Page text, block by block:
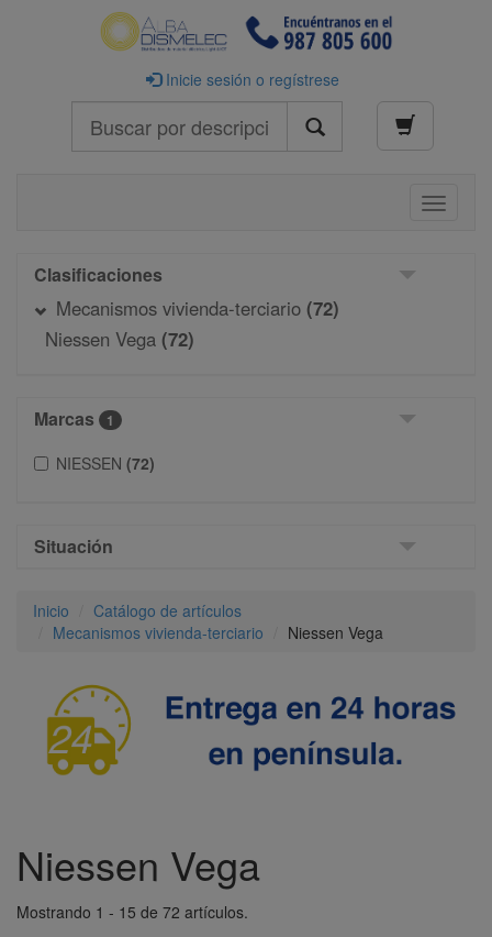
Inicie sesión o regístrese
Toggle
Clasificaciones
Mecanismos vivienda-terciario (72)
Niessen Vega (72)
Marcas 1
NIESSEN (72)
Situación
Inicio
Catálogo de artículos
Mecanismos vivienda-terciario
Niessen Vega
Niessen Vega
Mostrando 1 - 15 de 72 artículos.